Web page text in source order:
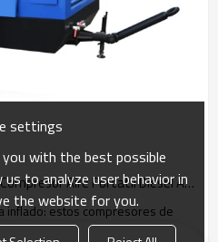
160kw 265hp 7/8/10/13 Bar Compresor Aire Portatil Diesel Alquiler de equipo de remolque
inflado: estos compresores de
llantas, neumáticos, bo
settings
with the best possible
us to analyze user behavior in
the website for you.